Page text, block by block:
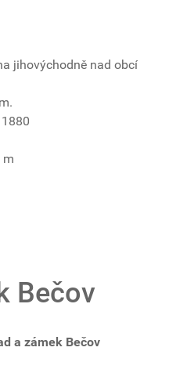
jihovýchodně nad obcí
m
Bečov
a zámek Bečov